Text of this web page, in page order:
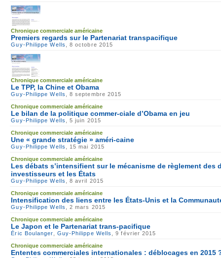
Chronique commerciale américaine
Premiers regards sur le Partenariat transpacifique
Guy-Philippe Wells , 8 octobre 2015
Chronique commerciale américaine
Le TPP, la Chine et Obama
Guy-Philippe Wells , 8 septembre 2015
Chronique commerciale américaine
Le bilan de la politique commer-ciale d’Obama en jeu
Guy-Philippe Wells , 5 juin 2015
Chronique commerciale américaine
Une « grande stratégie » améri-caine
Guy-Philippe Wells , 15 mai 2015
Chronique commerciale américaine
Les débats s’intensifient sur le mécanisme de règlement des
investisseurs et les États
Guy-Philippe Wells , 8 avril 2015
Chronique commerciale américaine
Intensification des liens entre les États-Unis et la
Guy-Philippe Wells , 2 mars 2015
Chronique commerciale américaine
Le Japon et le Partenariat trans-pacifique
Éric Boulanger Guy-Philippe Wells , 9 février 2015
Chronique commerciale américaine
Ententes commerciales internationales : déblocages en 2015